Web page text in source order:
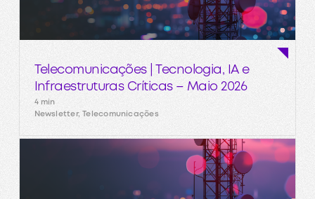
Telecomunicações | Tecnologia, IA e
Infraestruturas Críticas – Maio 2026
4 min
Newsletter, Telecomunicações